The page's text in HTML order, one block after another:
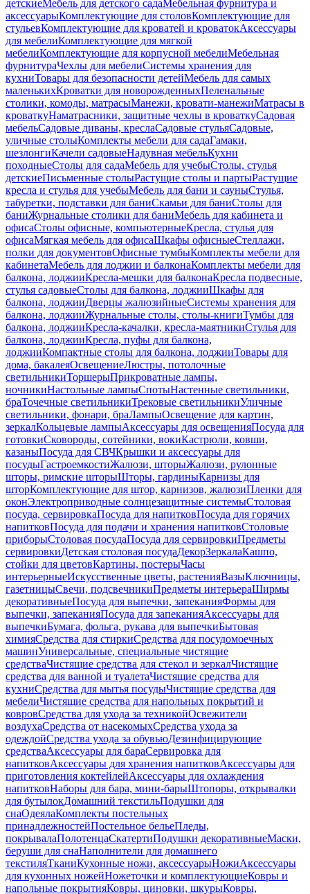
детскиеМебель для детского садаМебельная фурнитура и
аксессуарыКомплектующие для столовКомплектующие для
стульевКомплектующие для кроватей и кроватокАксессуары
для мебелиКомплектующие для мягкой
мебелиКомплектующие для корпусной мебелиМебельная
фурнитураЧехлы для мебелиСистемы хранения для
кухниТовары для безопасности детейМебель для самых
маленькихКроватки для новорожденныхПеленальные
столики, комоды, матрасыМанежи, кровати-манежиМатрасы в
кроваткуНаматрасники, защитные чехлы в кроваткуСадовая
мебельСадовые диваны, креслаСадовые стульяСадовые,
уличные столыКомплекты мебели для садаГамаки,
шезлонгиКачели садовыеНадувная мебельКухни
походныеСтолы для садаМебель для учебыСтолы, стулья
детскиеПисьменные столыРастущие столы и партыРастущие
кресла и стулья для учебыМебель для бани и сауныСтулья,
табуретки, подставки для баниСкамьи для баниСтолы для
баниЖурнальные столики для баниМебель для кабинета и
офисаСтолы офисные, компьютерныеКресла, стулья для
офисаМягкая мебель для офисаШкафы офисныеСтеллажи,
полки для документовОфисные тумбыКомплекты мебели для
кабинетаМебель для лоджии и балконаКомплекты мебели для
балкона, лоджииКресла-мешки для балконаКресла подвесные,
стулья садовыеСтолы для балкона, лоджииШкафы для
балкона, лоджииДверцы жалюзийныеСистемы хранения для
балкона, лоджииЖурнальные столы, столы-книгиТумбы для
балкона, лоджииКресла-качалки, кресла-маятникиСтулья для
балкона, лоджииКресла, пуфы для балкона,
лоджииКомпактные столы для балкона, лоджииТовары для
дома, бакалеяОсвещениеЛюстры, потолочные
светильникиТоршерыПрикроватные лампы,
ночникиНастольные лампыСпотыНастенные светильники,
браТочечные светильникиТрековые светильникиУличные
светильники, фонари, браЛампыОсвещение для картин,
зеркалКольцевые лампыАксессуары для освещенияПосуда для
готовкиСковороды, сотейники, вокиКастрюли, ковши,
казаныПосуда для СВЧКрышки и аксессуары для
посудыГастроемкостиЖалюзи, шторыЖалюзи, рулонные
шторы, римские шторыШторы, гардиныКарнизы для
шторКомплектующие для штор, карнизов, жалюзиПленки для
оконЭлектроприводные солнцезащитные системыСтоловая
посуда, сервировкаПосуда для напитковПосуда для горячих
напитковПосуда для подачи и хранения напитковСтоловые
приборыСтоловая посудаПосуда для сервировкиПредметы
сервировкиДетская столовая посудаДекорЗеркалаКашпо,
стойки для цветовКартины, постерыЧасы
интерьерныеИскусственные цветы, растенияВазыКлючницы,
газетницыСвечи, подсвечникиПредметы интерьераШирмы
декоративныеПосуда для выпечки, запеканияФормы для
выпечки, запеканияПосуда для запеканияАксессуары для
выпечкиБумага, фольга, рукава для выпечкиБытовая
химияСредства для стиркиСредства для посудомоечных
машинУниверсальные, специальные чистящие
средстваЧистящие средства для стекол и зеркалЧистящие
средства для ванной и туалетаЧистящие средства для
кухниСредства для мытья посудыЧистящие средства для
мебелиЧистящие средства для напольных покрытий и
ковровСредства для ухода за техникойОсвежители
воздухаСредства от насекомыхСредства ухода за
одеждойСредства ухода за обувьюДезинфицирующие
средстваАксессуары для бараСервировка для
напитковАксессуары для хранения напитковАксессуары для
приготовления коктейлейАксессуары для охлаждения
напитковНаборы для бара, мини-барыШтопоры, открывалки
для бутылокДомашний текстильПодушки для
снаОдеялаКомплекты постельных
принадлежностейПостельное бельеПледы,
покрывалаПолотенцаСкатертиПодушки декоративныеМаски,
беруши для снаНаполнители для домашнего
текстиляТканиКухонные ножи, аксессуарыНожиАксессуары
для кухонных ножейНожеточки и комплектующиеКовры и
напольные покрытияКовры, циновки, шкурыКовры,